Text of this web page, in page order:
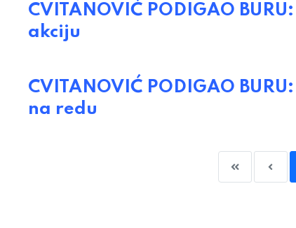
CVITANOVIĆ PODIGAO
akciju
CVITANOVIĆ PODIGAO
na redu